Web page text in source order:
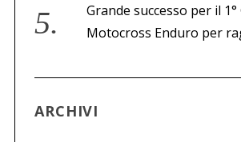
Grande successo per il 1°
Motocross Enduro per
ARCHIVI